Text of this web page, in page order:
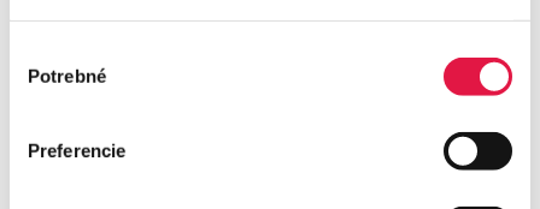
súhlasu
Potrebné
Preferencie
Jak jste se dozvěděli o Besteron a v čem vidíte přínos
O Besteron jsme se dozvěděli přes společných